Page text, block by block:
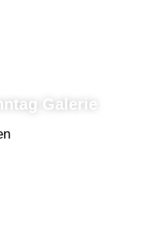
Galerie